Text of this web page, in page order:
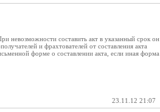
невозможности составить акт в указанный срок он
и фрахтователей от составления акта
форме о составлении акта, если иная форма
23.11.12 21:07